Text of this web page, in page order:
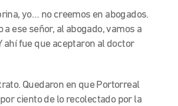
yo… no creemos en abogados.
a ese señor, al abogado, vamos a
ahí fue que aceptaron al doctor
Quedaron en que Portorreal
ciento de lo recolectado por la